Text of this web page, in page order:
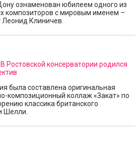
ознаменован юбилеем одного из
композиторов с мировым именем –
Клиничев.
консерватории родился
была составлена оригинальная
композиционный коллаж «Закат» по
классика британского
Шелли.